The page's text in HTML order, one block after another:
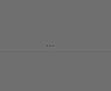
CD-Player